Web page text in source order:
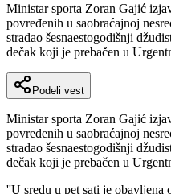
Ministar sporta Zoran Gajić
povređenih u saobraćajnoj
stradao šesnaestogodišnji
dečak koji je prebačen u
Podeli vest
Ministar sporta Zoran Gajić
povređenih u saobraćajnoj
stradao šesnaestogodišnji
dečak koji je prebačen u
''U sredu u pet sati je obavljena